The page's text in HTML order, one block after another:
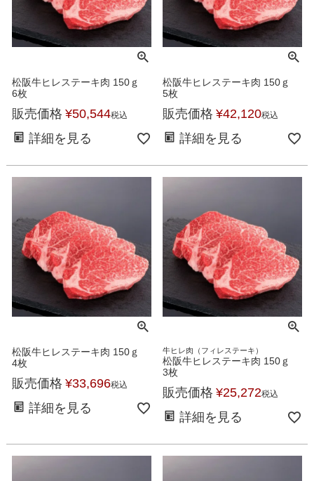
松阪牛ヒレステーキ肉 150ｇ
6枚
販売価格 ¥50,544税込
詳細を見る
松阪牛ヒレステーキ肉 150ｇ
5枚
販売価格 ¥42,120税込
詳細を見る
松阪牛ヒレステーキ肉 150ｇ
4枚
販売価格 ¥33,696税込
詳細を見る
牛ヒレ肉（フィレステーキ）
松阪牛ヒレステーキ肉 150ｇ
3枚
販売価格 ¥25,272税込
詳細を見る